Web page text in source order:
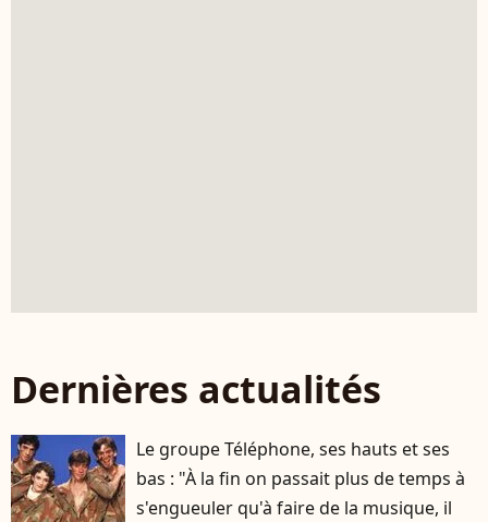
Dernières actualités
Le groupe Téléphone, ses hauts et ses
bas : "À la fin on passait plus de temps à
s'engueuler qu'à faire de la musique, il